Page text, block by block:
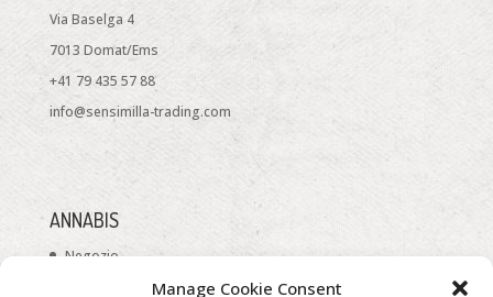
Manage Cookie Consent
Via Baselga 4
7013 Domat/Ems
+41 79 435 57 88
info@sensimilla-trading.com
ANNABIS
Negozio
Riguardo a noi